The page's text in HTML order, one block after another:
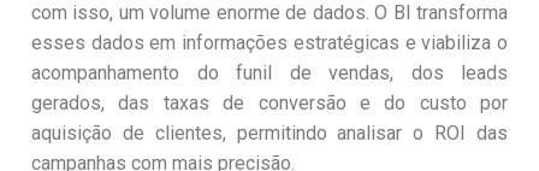
com isso, um volume enorme de dados. O BI transforma
esses dados em informações estratégicas e viabiliza o
acompanhamento do funil de vendas, dos leads
gerados, das taxas de conversão e do custo por
aquisição de clientes, permitindo analisar o ROI das
campanhas com mais precisão.